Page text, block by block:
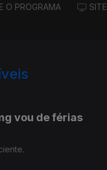
O PROGRAMA SITE
vou de férias